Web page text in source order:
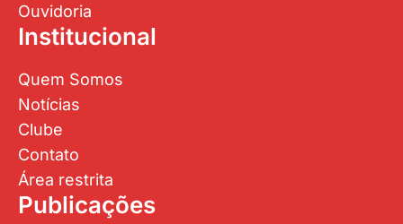
Ouvidoria
Institucional
Quem Somos
Notícias
Clube
Contato
Área restrita
Publicações